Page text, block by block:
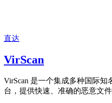
直达
VirScan
VirScan 是一个集成多种国际
台，提供快速、准确的恶意文件